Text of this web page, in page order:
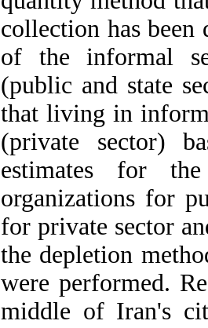
collection has been
of the informal
(public and state
that living in
(private sector)
estimates for
organizations for
for private sector
the depletion
were performed.
middle of Iran's